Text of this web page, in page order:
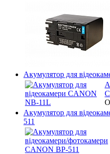
Акумулятор для
Акумулятор для
511